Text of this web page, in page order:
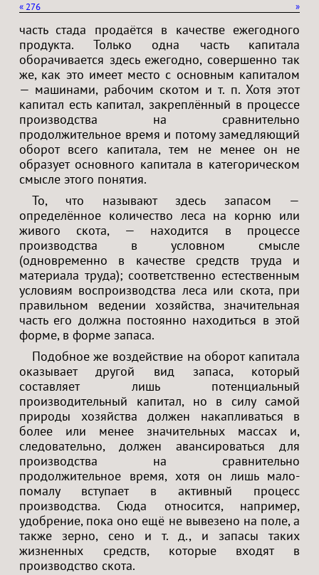
« »
276
часть стада продаётся в качестве ежегодного
продукта. Только одна часть капитала
оборачивается здесь ежегодно, совершенно так
же, как это имеет место с основным капиталом
— машинами, рабочим скотом и т. п. Хотя этот
капитал есть капитал, закреплённый в процессе
производства на сравнительно
продолжительное время и потому замедляющий
оборот всего капитала, тем не менее он не
образует основного капитала в категорическом
смысле этого понятия.
То, что называют здесь запасом —
определённое количество леса на корню или
живого скота, — находится в процессе
производства в условном смысле
(одновременно в качестве средств труда и
материала труда); соответственно естественным
условиям воспроизводства леса или скота, при
правильном ведении хозяйства, значительная
часть его должна постоянно находиться в этой
форме, в форме запаса.
Подобное же воздействие на оборот капитала
оказывает другой вид запаса, который
составляет лишь потенциальный
производительный капитал, но в силу самой
природы хозяйства должен накапливаться в
более или менее значительных массах и,
следовательно, должен авансироваться для
производства на сравнительно
продолжительное время, хотя он лишь мало-
помалу вступает в активный процесс
производства. Сюда относится, например,
удобрение, пока оно ещё не вывезено на поле, а
также зерно, сено и т. д., и запасы таких
жизненных средств, которые входят в
производство скота.